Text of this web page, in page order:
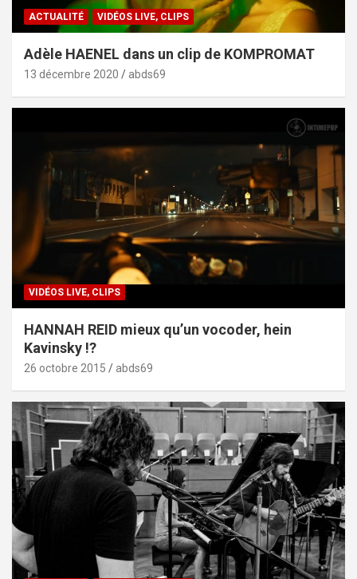
ACTUALITÉ VIDÉOS LIVE, CLIPS
Adèle HAENEL dans un clip de KOMPROMAT
13 décembre 2020 abds69
VIDÉOS LIVE, CLIPS
HANNAH REID mieux qu’un vocoder, hein
Kavinsky !?
26 octobre 2015 abds69